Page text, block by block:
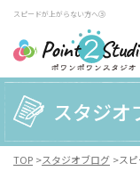
スピードが上がらない方へ③
スタジオ
TOP スタジオブログ ス